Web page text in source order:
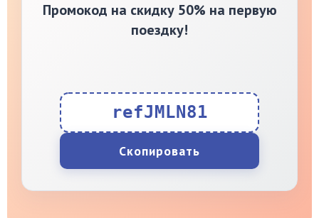
Промокод на скидку 50% на первую
поездку!
refJMLN81
Скопировать